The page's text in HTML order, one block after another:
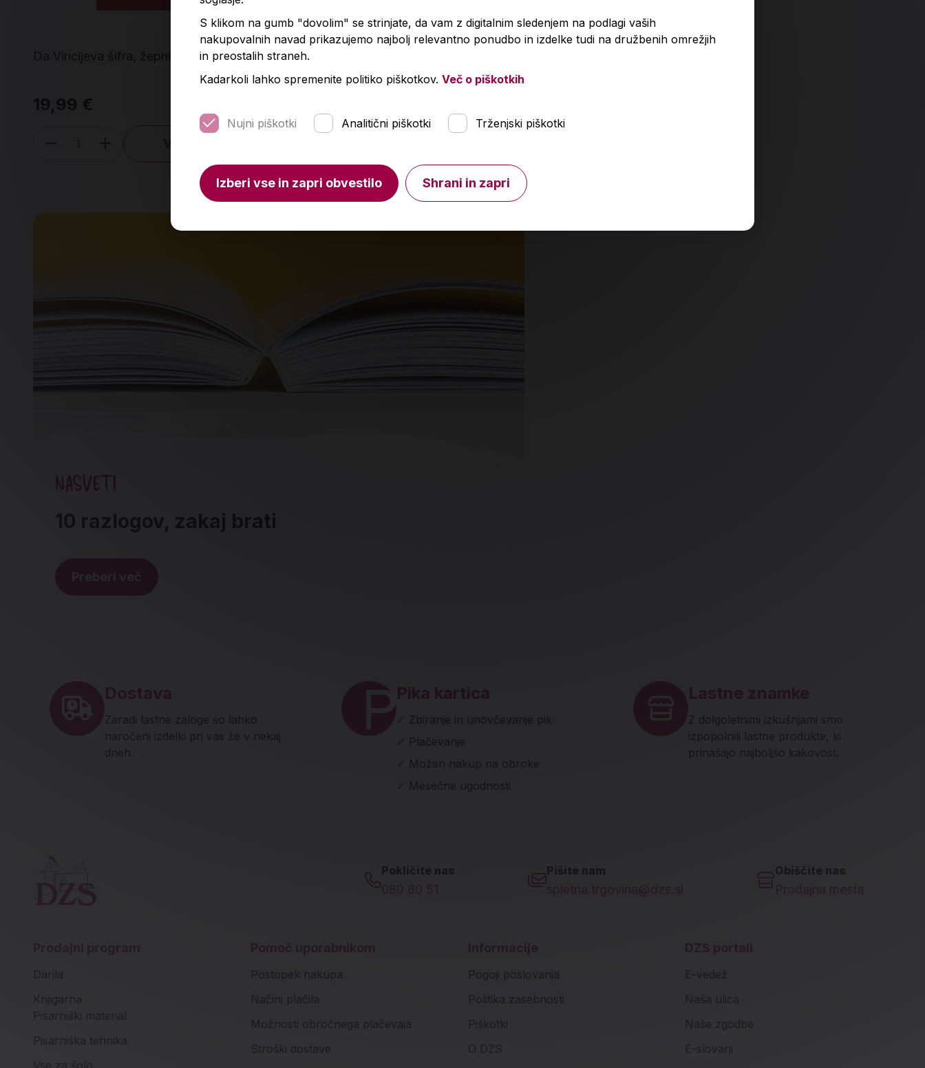
Da Vincijeva šifra, žepnica
19,99 €
Količina
V košarico
Oriol
NASVETI
10 razlogov, zakaj brati
Preberi več
Dostava
Zaradi lastne zaloge so lahko
naročeni izdelki pri vas že v nekaj
dneh.
Pika kartica
✓
Zbiranje in unovčevanje pik
✓
Plačevanje
✓
Možen nakup na obroke
Mesečne ugodnosti
Lastne znamke
Z dolgoletnimi izkušnjami smo
izpopolnili lastne produkte, ki
prinašajo najboljšo kakovost.
Pokličite nas
080 80 51
Pišite nam
spletna.trgovina@dzs.si
Obiščite nas
Prodajna mesta
Prodajni program
Darila
Knjigarna
Pisarniški material
Pisarniška tehnika
Vse za šolo
Pomoč uporabnikom
Postopek nakupa
Načini plačila
Možnosti obročnega plačevaja
Stroški dostave
Informacije
Pogoji poslovanja
Politika zasebnosti
Piškotki
O DZS
DZS portali
E-vedež
Naša ulica
Naše zgodbe
E-slovarji
S klikom na gumb "dovolim" se strinjate, da vam z digitalnim sledenjem na podlagi vaših
nakupovalnih navad prikazujemo najbolj relevantno ponudbo in izdelke tudi na družbenih omrežjih
in preostalih straneh.
Kadarkoli lahko spremenite politiko piškotkov. Več o piškotkih
Nujni piškotki Analitični piškotki Trženjski piškotki
Izberi vse in zapri obvestilo Shrani in zapri